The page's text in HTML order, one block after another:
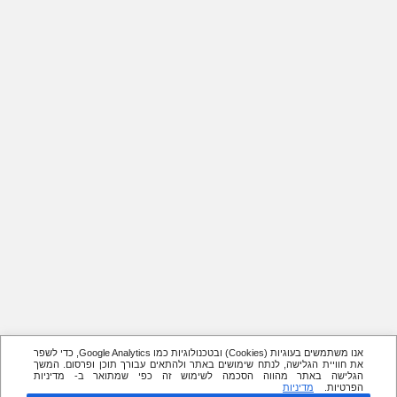
אנו משתמשים בעוגיות (Cookies) ובטכנולוגיות כמו Google Analytics, כדי לשפר
את חוויית הגלישה, לנתח שימושים באתר ולהתאים עבורך תוכן ופרסום. המשך
הגלישה באתר מהווה הסכמה לשימוש זה כפי שמתואר ב- מדיניות
הפרטיות.
מדיניות